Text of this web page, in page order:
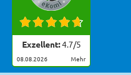
Exzellent:4.7/5
08.08.2026 mehr